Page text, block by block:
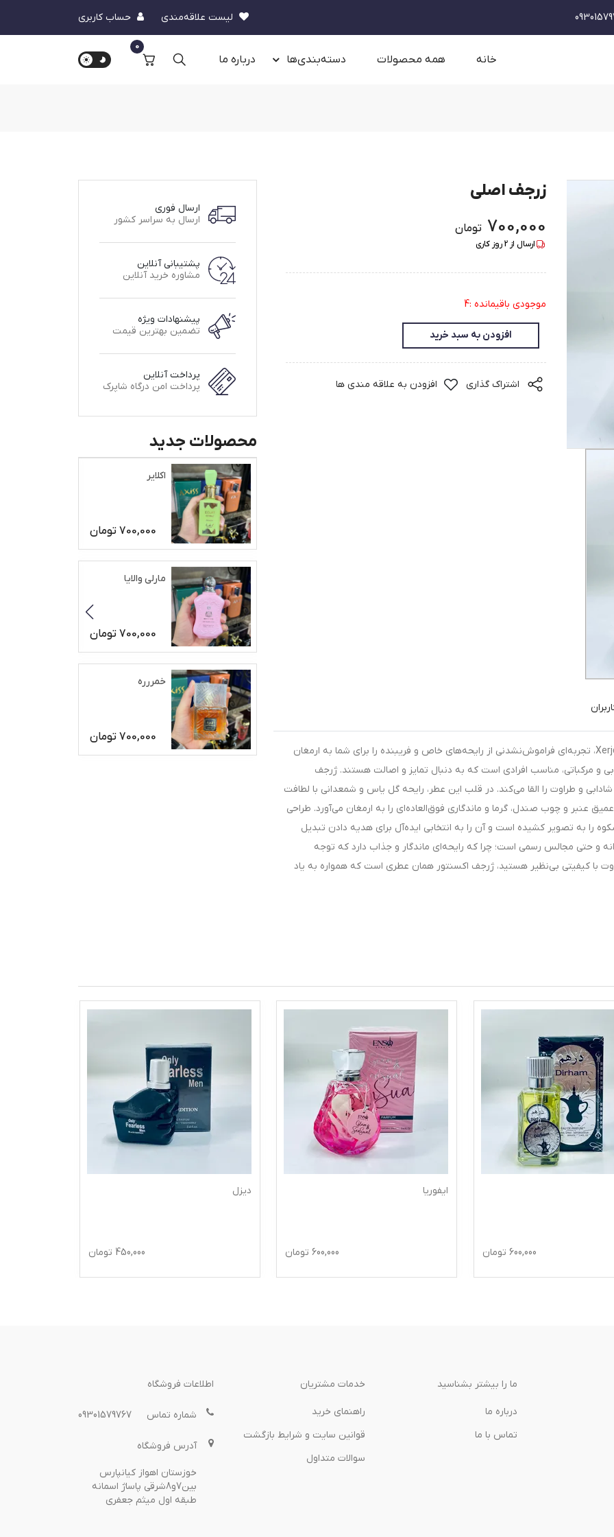
لیست علاقه‌مندی حساب کاربری
خانه همه محصولات دسته‌بندی‌ها درباره‌ ما
0
زرجف اصلی
700,000 تومان
ارسال از 2روز کاری
موجودی باقیمانده :4
افزودن به سبد خرید
اشتراک گذاری افزودن به علاقه مندی ها
ژرجف اکسنتور، عطری بی‌نظیر و لوکس از برند معتبر Xerjoff، تجربه‌ای فراموش‌نشدنی از رایحه‌های خاص و فریبنده را برای شما به ارمغان
و مرکباتی، مناسب افرادی است که به دنبال تمایز و اصالت هستند. ژرجف
و طراوت را القا می‌کند. در قلب این عطر، رایحه گل یاس و شمعدانی با لطافت
عنبر و چوب صندل، گرما و ماندگاری فوق‌العاده‌ای را به ارمغان می‌آورد. طراحی
را به تصویر کشیده است و آن را به انتخابی ایده‌آل برای هدیه دادن تبدیل
و حتی مجالس رسمی است؛ چرا که رایحه‌ای ماندگار و جذاب دارد که توجه
با کیفیتی بی‌نظیر هستید، ژرجف اکسنتور همان عطری است که همواره به یاد
ارسال فوری
ارسال به سراسر کشور
پشتیبانی آنلاین
مشاوره خرید آنلاین
پیشنهادات ویژه
تضمین بهترین قیمت
پرداخت آنلاین
پرداخت امن درگاه شاپرک
محصولات جدید
اکلایر
700,000 تومان
مارلی والایا
700,000 تومان
خمررره
700,000 تومان
600,000 تومان
ایفوریا
600,000 تومان
دیزل
450,000 تومان
ما را بیشتر بشناسید
درباره‌ ما
تماس با ما
خدمات مشتریان
راهنمای خرید
قوانین سایت و شرایط بازگشت
سوالات متداول
اطلاعات فروشگاه
شماره تماس 09301579767
آدرس فروشگاه
خوزستان اهواز کیانپارس
بین7و8شرقی پاساژ اسمانه
طبقه اول میثم جعفری